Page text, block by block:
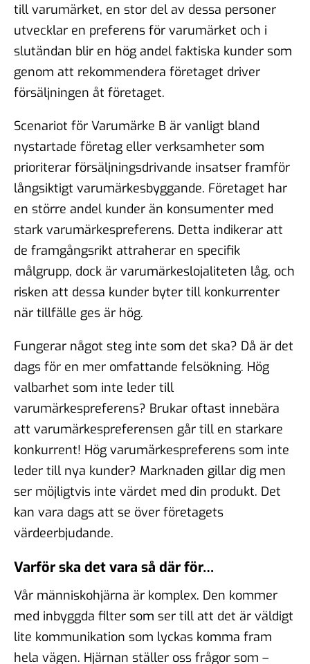
till varumärket, en stor del av dessa personer
utvecklar en preferens för varumärket och i
slutändan blir en hög andel faktiska kunder som
genom att rekommendera företaget driver
försäljningen åt företaget.
Scenariot för Varumärke B är vanligt bland
nystartade företag eller verksamheter som
prioriterar försäljningsdrivande insatser framför
långsiktigt varumärkesbyggande. Företaget har
en större andel kunder än konsumenter med
stark varumärkespreferens. Detta indikerar att
de framgångsrikt attraherar en specifik
målgrupp, dock är varumärkeslojaliteten låg, och
risken att dessa kunder byter till konkurrenter
när tillfälle ges är hög.
Fungerar något steg inte som det ska? Då är det
dags för en mer omfattande felsökning. Hög
valbarhet som inte leder till
varumärkespreferens? Brukar oftast innebära
att varumärkespreferensen går till en starkare
konkurrent! Hög varumärkespreferens som inte
leder till nya kunder? Marknaden gillar dig men
ser möjligtvis inte värdet med din produkt. Det
kan vara dags att se över företagets
värdeerbjudande.
Varför ska det vara så där för…
Vår människohjärna är komplex. Den kommer
med inbyggda filter som ser till att det är väldigt
lite kommunikation som lyckas komma fram
hela vägen. Hjärnan ställer oss frågor som –